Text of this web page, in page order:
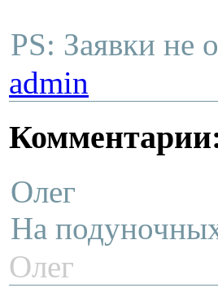
PS: Заявки не
admin
Олег
На
Олег